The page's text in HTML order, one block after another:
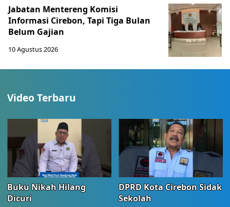
Jabatan Mentereng Komisi
Informasi Cirebon, Tapi Tiga Bulan
Belum Gajian
10 Agustus 2026
Video Terbaru
Buku Nikah Hilang
Dicuri
DPRD Kota Cirebon Sidak
Sekolah